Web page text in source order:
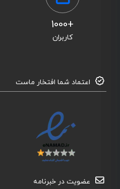
+1000
کاربران
اعتماد شما افتخار ماست
عضویت در خبرنامه